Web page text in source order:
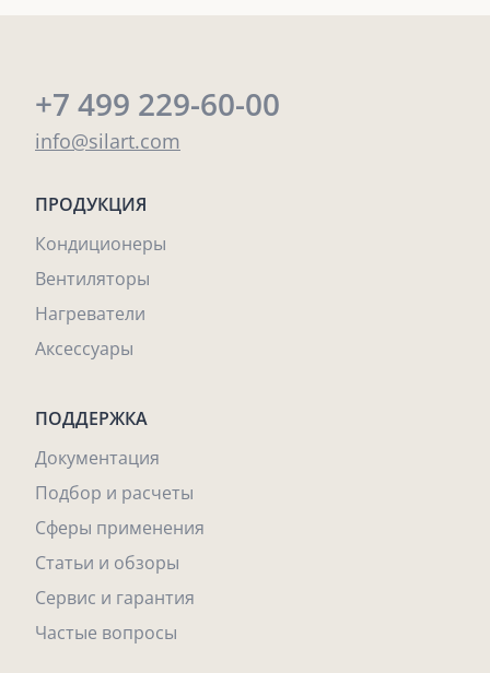
+7 499 229-60-00
info@silart.com
ПРОДУКЦИЯ
Кондиционеры
Вентиляторы
Нагреватели
Аксессуары
ПОДДЕРЖКА
Документация
Подбор и расчеты
Сферы применения
Статьи и обзоры
Сервис и гарантия
Частые вопросы